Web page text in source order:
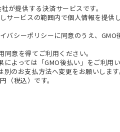
が提供する決済サービスです。
サービスの範囲内で個人情報を提供し
バシーポリシーに同意のうえ、GMO
意を得てご利用ください。
によっては「GMO後払い」をご利用
のお支払方法へ変更をお願いします
（税込）です。